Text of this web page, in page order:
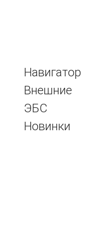
Навигатор
Внешние
ЭБС
Новинки